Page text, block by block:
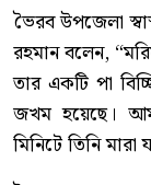
ভৈরব উপজেলা
রহমান বলেন,
তার একটি পা
জখম হয়েছে।
মিনিটে তিনি মারা